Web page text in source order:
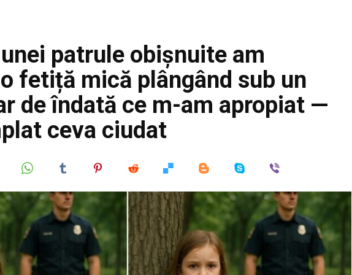
patrule obișnuite am
fetiță mică plângând sub un
de îndată ce m-am apropiat —
ceva ciudat